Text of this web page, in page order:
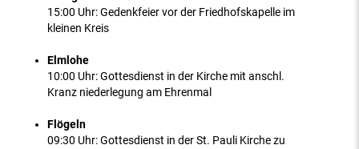
15:00 Uhr: Gedenkfeier vor der Friedhofskapelle im
kleinen Kreis
Elmlohe
10:00 Uhr: Gottesdienst in der Kirche mit anschl.
Kranz niederlegung am Ehrenmal
Flögeln
09:30 Uhr: Gottesdienst in der St. Pauli Kirche zu